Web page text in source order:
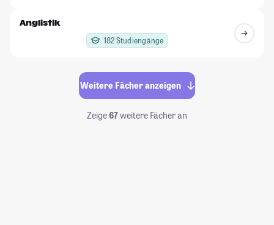
Anglistik
182 Studiengänge
Weitere Fächer anzeigen
Zeige67weitere Fächer an